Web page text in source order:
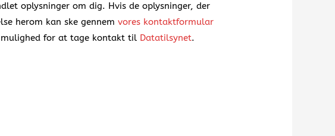
oplysninger om dig. Hvis de oplysninger, der
herom kan ske gennemvores kontaktformular
mulighed for at tage kontakt til Datatilsynet.